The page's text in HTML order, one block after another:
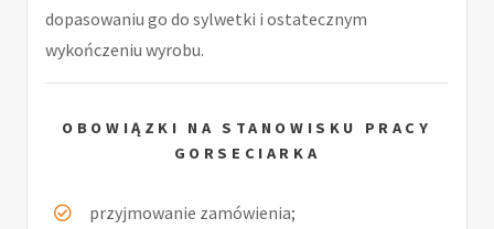
dopasowaniu go do sylwetki i ostatecznym
wykończeniu wyrobu.
OBOWIĄZKI NA STANOWISKU PRACY
GORSECIARKA
przyjmowanie zamówienia;